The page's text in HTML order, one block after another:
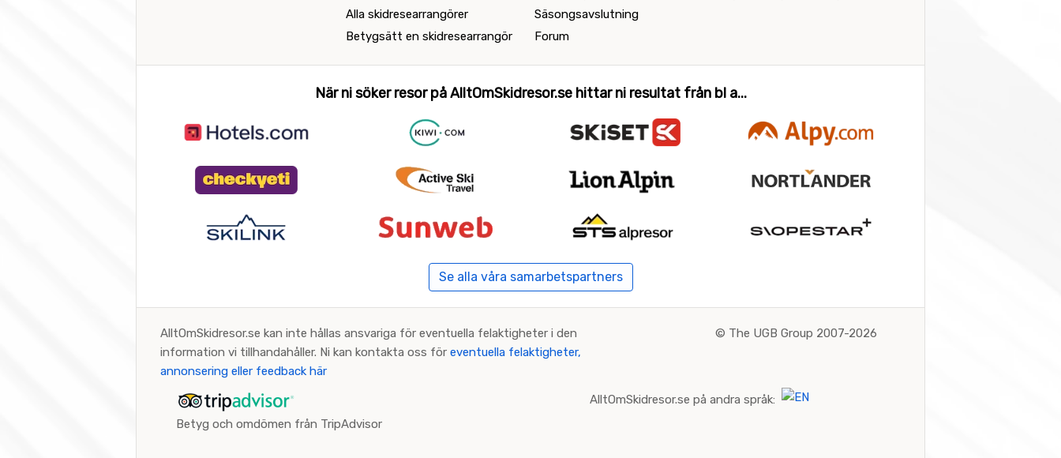
Alla skidresearrangörer
Betygsätt en skidresearrangör
Säsongsavslutning
Forum
När ni söker resor på AlltOmSkidresor.se hittar ni resultat från bl a...
Se alla våra samarbetspartners
AlltOmSkidresor.se kan inte hållas ansvariga för eventuella felaktigheter i den
information vi tillhandahåller. Ni kan kontakta oss för eventuella felaktigheter,
annonsering eller feedback här
© The UGB Group 2007-2026
Betyg och omdömen från TripAdvisor
AlltOmSkidresor.se på andra språk: